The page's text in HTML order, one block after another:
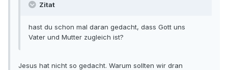
Zitat
hast du schon mal daran gedacht, dass Gott uns
Vater und Mutter zugleich ist?
Jesus hat nicht so gedacht. Warum sollten wir dran